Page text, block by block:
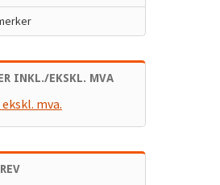
INKL./EKSKL. MVA
mva.